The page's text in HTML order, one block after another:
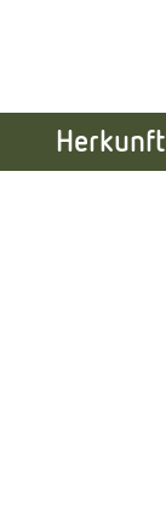
Herkunft